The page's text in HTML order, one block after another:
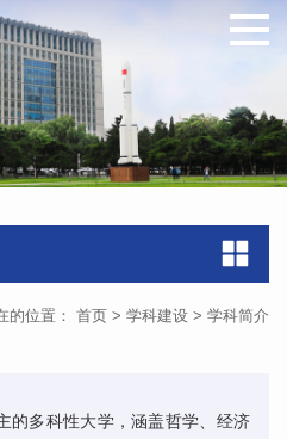
的位置： 首页 > 学科建设 > 学科简介
的多科性大学，涵盖哲学、经济